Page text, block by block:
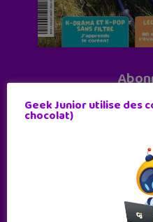
11
Geek Junior utilise des
chocolat)